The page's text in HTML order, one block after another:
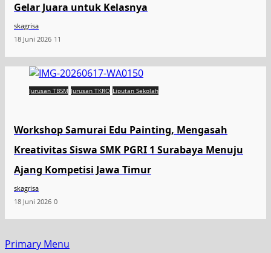
Gelar Juara untuk Kelasnya
skagrisa
18 Juni 2026 11
Jurusan TBSM Jurusan TKRO Liputan Sekolah
Workshop Samurai Edu Painting, Mengasah
Kreativitas Siswa SMK PGRI 1 Surabaya Menuju
Ajang Kompetisi Jawa Timur
skagrisa
18 Juni 2026 0
Primary Menu